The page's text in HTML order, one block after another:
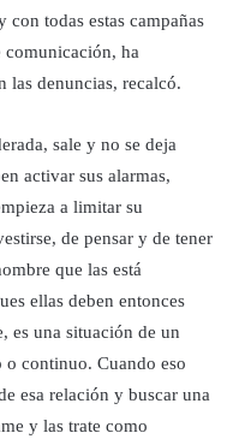
todas estas campañas
comunicación, ha
las denuncias, recalcó.
sale y no se deja
activar sus alarmas,
a limitar su
de pensar y de tener
que las está
ellas deben entonces
es una situación de un
o continuo. Cuando eso
esa relación y buscar una
y las trate como